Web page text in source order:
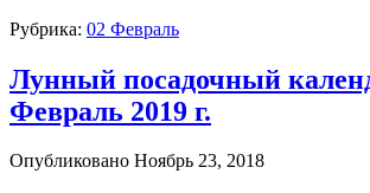
Рубрика: 02 Февраль
Лунный посадочный
Февраль 2019 г.
Опубликовано Ноябрь 23, 2018